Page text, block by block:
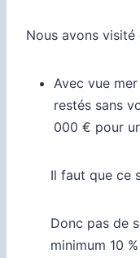
Nous avons
Avec vue
restés sans
000 € pour
Il faut que ce
Donc pas de
minimum 10